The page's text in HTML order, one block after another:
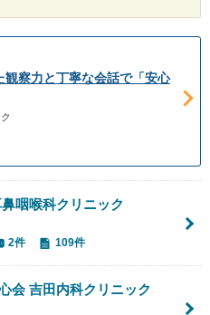
観察力と丁寧な会話で「安心
咽喉科クリニック
2件 109件
会吉田内科クリニック